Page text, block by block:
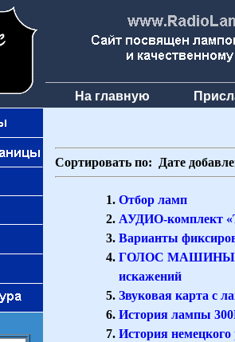
На главную
Сортировать по: Дате
Отбор ламп
АУДИО-комплект
Варианты
ГОЛОС МАШИНЫ:
искажений
Звуковая карта с
История лампы
История